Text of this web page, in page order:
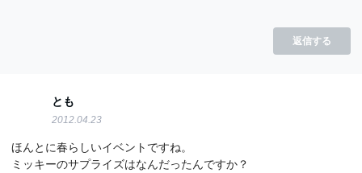
返信する
とも
2012.04.23
ほんとに春らしいイベントですね。
ミッキーのサプライズはなんだったんですか？